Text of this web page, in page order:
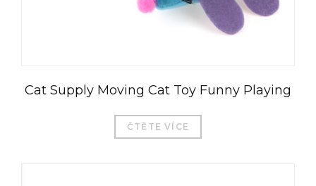
Cat Supply Moving Cat Toy Funny Playing
ČTĚTE VÍCE